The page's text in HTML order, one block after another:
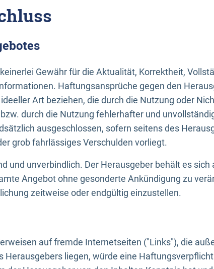
Gewähr für die Aktualität, Korrektheit,
Haftungsansprüche gegen den
Art beziehen, die durch die Nutzung oder
durch die Nutzung fehlerhafter und
ausgeschlossen, sofern seitens des
grob fahrlässiges Verschulden vorliegt.
und unverbindlich. Der Herausgeber behält es sich
Angebot ohne gesonderte Ankündigung zu
zeitweise oder endgültig einzustellen.
auf fremde Internetseiten ("Links"), die
Herausgebers liegen, würde eine